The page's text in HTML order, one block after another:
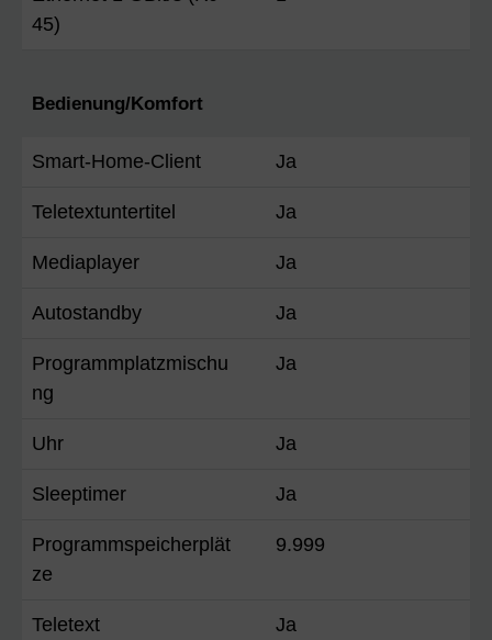
45)
Bedienung/Komfort
Smart-Home-Client Ja
Teletextuntertitel Ja
Mediaplayer Ja
Autostandby Ja
Programmplatzmischu
ng
Ja
Uhr Ja
Sleeptimer Ja
Programmspeicherplät
ze
9.999
Teletext Ja